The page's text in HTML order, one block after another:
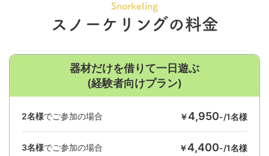
Snorkeling
スノーケリングの料金
器材だけを借りて一日遊ぶ
(経験者向けプラン)
2名様でご参加の場合 ￥4,950-/1名様
3名様でご参加の場合 ￥4,400-/1名様